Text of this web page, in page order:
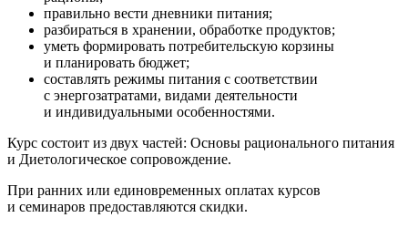
правильно вести дневники питания;
разбираться в хранении, обработке продуктов;
уметь формировать потребительскую корзины
и планировать бюджет;
составлять режимы питания с соответствии
с энергозатратами, видами деятельности
и индивидуальными особенностями.
Курс состоит из двух частей: Основы рационального питания
и Диетологическое сопровождение.
При ранних или единовременных оплатах курсов
и семинаров предоставляются скидки.